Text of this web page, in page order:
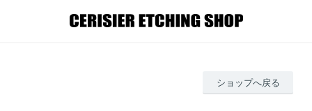
ショップへ戻る